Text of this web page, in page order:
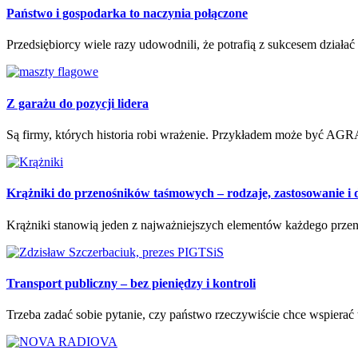
Państwo i gospodarka to naczynia połączone
Przedsiębiorcy wiele razy udowodnili, że potrafią z sukcesem
Z garażu do pozycji lidera
Są firmy, których historia robi wrażenie. Przykładem może być
Krążniki do przenośników taśmowych – rodzaje, zastosowanie i
Krążniki stanowią jeden z najważniejszych elementów każdego
Transport publiczny – bez pieniędzy i kontroli
Trzeba zadać sobie pytanie, czy państwo rzeczywiście chce